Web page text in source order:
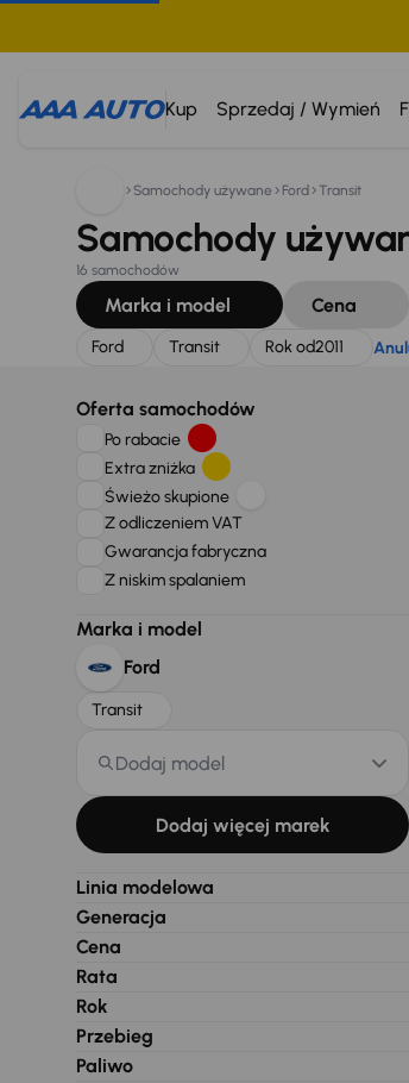
Kup Sprzedaj / Wymień
Szukam:
Samochody używane Ford Transit
Samochody
16 samochodów
Marka i model Cena
Ford Transit Rok od2011
Oferta samochodów
Po rabacie
Extra zniżka
Świeżo skupione
Z odliczeniem VAT
Gwarancja fabryczna
Z niskim spalaniem
Marka i model
Ford
Transit
Dodaj model
Dodaj więcej marek
Linia modelowa
Generacja
Cena
Rata
Rok
Przebieg
Paliwo